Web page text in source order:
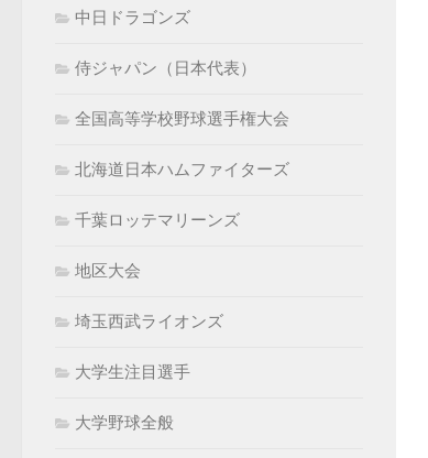
中日ドラゴンズ
侍ジャパン（日本代表）
全国高等学校野球選手権大会
北海道日本ハムファイターズ
千葉ロッテマリーンズ
地区大会
埼玉西武ライオンズ
大学生注目選手
大学野球全般